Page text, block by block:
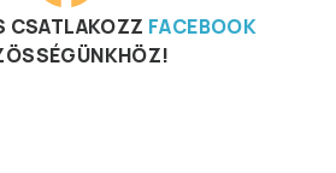
CSATLAKOZZ FACEBOOK